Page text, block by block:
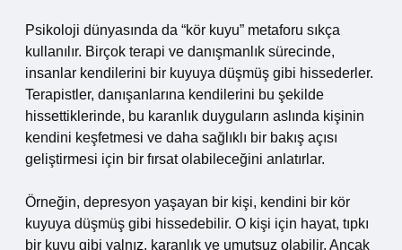
Psikoloji dünyasında da “kör kuyu” metaforu sıkça
kullanılır. Birçok terapi ve danışmanlık sürecinde,
insanlar kendilerini bir kuyuya düşmüş gibi hissederler.
Terapistler, danışanlarına kendilerini bu şekilde
hissettiklerinde, bu karanlık duyguların aslında kişinin
kendini keşfetmesi ve daha sağlıklı bir bakış açısı
geliştirmesi için bir fırsat olabileceğini anlatırlar.
Örneğin, depresyon yaşayan bir kişi, kendini bir kör
kuyuya düşmüş gibi hissedebilir. O kişi için hayat, tıpkı
bir kuyu gibi yalnız, karanlık ve umutsuz olabilir. Ancak